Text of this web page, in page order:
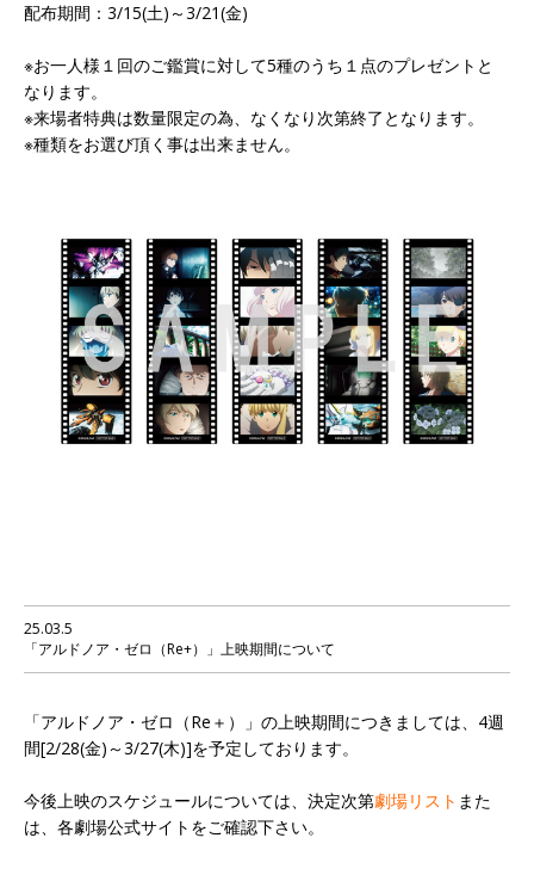
配布期間：3/15(土)～3/21(金)
※お一人様１回のご鑑賞に対して5種のうち１点のプレゼントと
なります。
※来場者特典は数量限定の為、なくなり次第終了となります。
※種類をお選び頂く事は出来ません。
25.03.5
「アルドノア・ゼロ（Re+）」上映期間について
「アルドノア・ゼロ（Re＋）」の上映期間につきましては、4週
間[2/28(金)～3/27(木)]を予定しております。
今後上映のスケジュールについては、決定次第劇場リスト また
は、各劇場公式サイトをご確認下さい。